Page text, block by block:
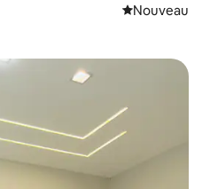
Nouvel
Nouveau